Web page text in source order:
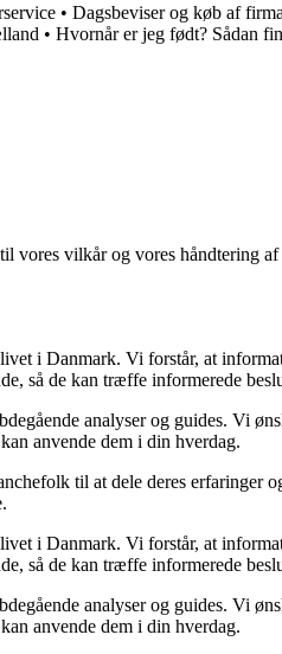
• Dagsbeviser og køb af
• Hvornår er jeg født? Sådan
vores vilkår og vores håndtering
i Danmark. Vi forstår, at
så de kan træffe informerede
analyser og guides. Vi
anvende dem i din hverdag.
til at dele deres erfaringer
i Danmark. Vi forstår, at
så de kan træffe informerede
analyser og guides. Vi
anvende dem i din hverdag.